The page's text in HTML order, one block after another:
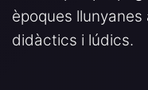
èpoques llunyanes
didàctics i lúdics.